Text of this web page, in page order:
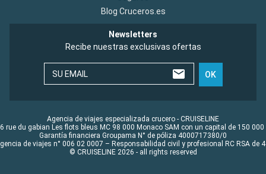
Blog Cruceros.es
Newsletters
Recibe nuestras exclusivas ofertas
SU EMAIL OK
Agencia de viajes especializada crucero - CRUISELINE
rue du gabian Les flots bleus MC 98 000 Monaco SAM con un capital de 150 000
Garantía financiera Groupama N° de póliza 4000717380/0
de viajes n° 006 02 0007 – Responsabilidad civil y profesional RC RSA de
© CRUISELINE 2026 - all rights reserved